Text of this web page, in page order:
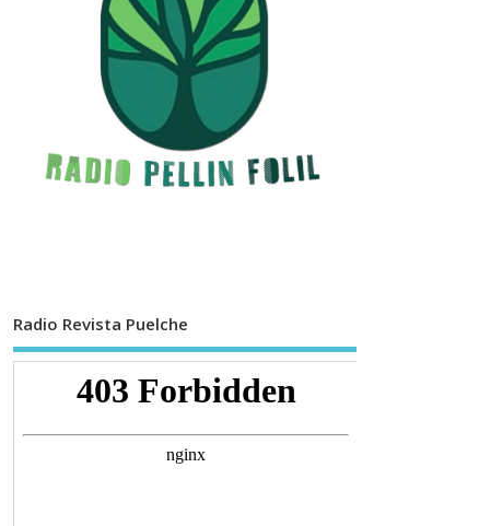
Radio Revista Puelche